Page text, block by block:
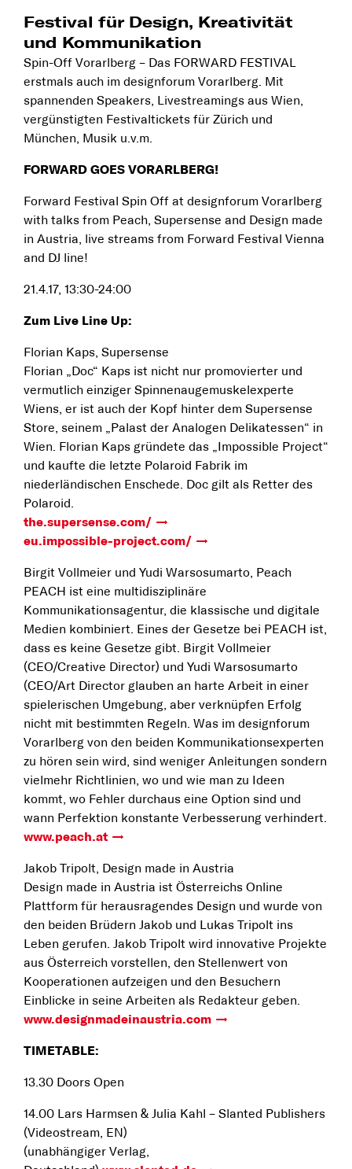
Festival für Design, Kreativität
und Kommunikation
Spin-Off Vorarlberg – Das FORWARD FESTIVAL
erstmals auch im designforum Vorarlberg. Mit
spannenden Speakers, Livestreamings aus Wien,
vergünstigten Festivaltickets für Zürich und
München, Musik u.v.m.
FORWARD GOES VORARLBERG!
Forward Festival Spin Off at designforum Vorarlberg
with talks from Peach, Supersense and Design made
in Austria, live streams from Forward Festival Vienna
and DJ line!
21.4.17, 13:30-24:00
Zum Live Line Up:
Florian Kaps, Supersense
Florian „Doc“ Kaps ist nicht nur promovierter und
vermutlich einziger Spinnenaugemuskelexperte
Wiens, er ist auch der Kopf hinter dem Supersense
Store, seinem „Palast der Analogen Delikatessen“ in
Wien. Florian Kaps gründete das „Impossible Project“
und kaufte die letzte Polaroid Fabrik im
niederländischen Enschede. Doc gilt als Retter des
Polaroid.
the.supersense.com/
eu.impossible-project.com/
Birgit Vollmeier und Yudi Warsosumarto, Peach
PEACH ist eine multidisziplinäre
Kommunikationsagentur, die klassische und digitale
Medien kombiniert. Eines der Gesetze bei PEACH ist,
dass es keine Gesetze gibt. Birgit Vollmeier
(CEO/Creative Director) und Yudi Warsosumarto
(CEO/Art Director glauben an harte Arbeit in einer
spielerischen Umgebung, aber verknüpfen Erfolg
nicht mit bestimmten Regeln. Was im designforum
Vorarlberg von den beiden Kommunikationsexperten
zu hören sein wird, sind weniger Anleitungen sondern
vielmehr Richtlinien, wo und wie man zu Ideen
kommt, wo Fehler durchaus eine Option sind und
wann Perfektion konstante Verbesserung verhindert.
www.peach.at
Jakob Tripolt, Design made in Austria
Design made in Austria ist Österreichs Online
Plattform für herausragendes Design und wurde von
den beiden Brüdern Jakob und Lukas Tripolt ins
Leben gerufen. Jakob Tripolt wird innovative Projekte
aus Österreich vorstellen, den Stellenwert von
Kooperationen aufzeigen und den Besuchern
Einblicke in seine Arbeiten als Redakteur geben.
www.designmadeinaustria.com
TIMETABLE:
13.30 Doors Open
14.00 Lars Harmsen & Julia Kahl – Slanted Publishers
(Videostream, EN)
(unabhängiger Verlag,